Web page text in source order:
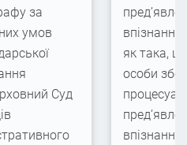
за
умов
Суд
як така,
особи